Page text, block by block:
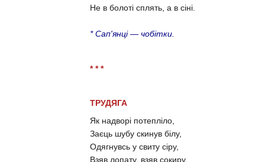
Не в болоті сплять, а в сіні.
* Сап'янці — чобітки.
* * *
ТРУДЯГА
Як надворі потепліло,
Заєць шубу скинув білу,
Одягнувсь у свиту сіру,
Взяв лопату, взяв сокиру,